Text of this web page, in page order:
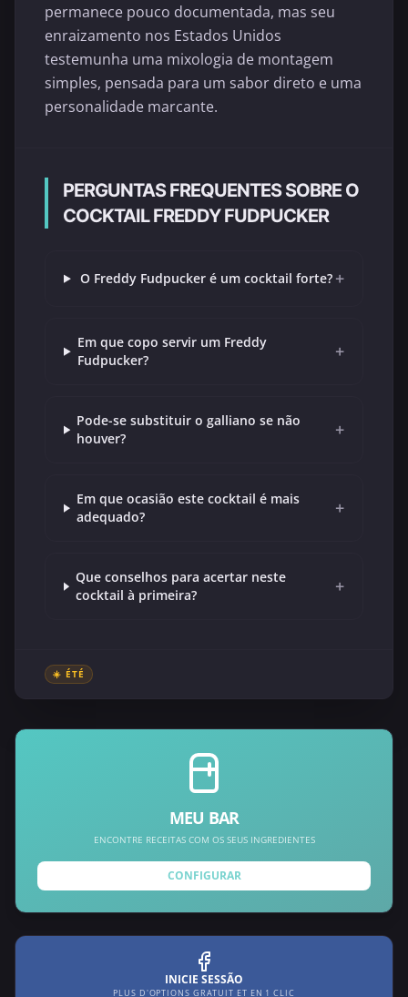
permanece pouco documentada, mas seu
enraizamento nos Estados Unidos
testemunha uma mixologia de montagem
simples, pensada para um sabor direto e uma
personalidade marcante.
PERGUNTAS FREQUENTES SOBRE O
COCKTAIL FREDDY FUDPUCKER
O Freddy Fudpucker é um cocktail forte? +
Em que copo servir um Freddy
Fudpucker?
+
Pode-se substituir o galliano se não
houver?
+
Em que ocasião este cocktail é mais
adequado?
+
Que conselhos para acertar neste
cocktail à primeira?
+
☀️ ÉTÉ
MEU BAR
ENCONTRE RECEITAS COM OS SEUS INGREDIENTES
CONFIGURAR
INICIE SESSÃO
PLUS D'OPTIONS GRATUIT ET EN 1 CLIC